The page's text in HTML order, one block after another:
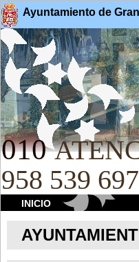
Ayuntamiento de
010
958 539 697
INICIO